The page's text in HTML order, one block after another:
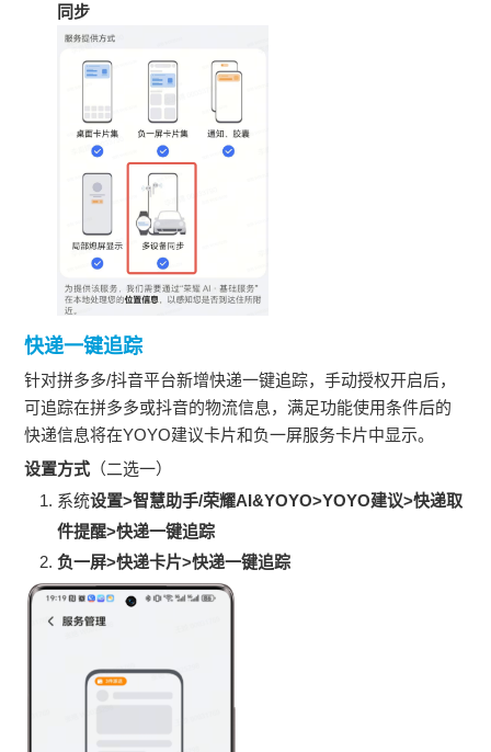
同步
快递一键追踪
针对拼多多/抖音平台新增快递一键追踪，手动授权开启后，
可追踪在拼多多或抖音的物流信息，满足功能使用条件后的
快递信息将在YOYO建议卡片和负一屏服务卡片中显示。
设置方式 （二选一）
系统设置>智慧助手/荣耀AI&YOYO>YOYO建议>快递取
件提醒>快递一键追踪
负一屏>快递卡片>快递一键追踪